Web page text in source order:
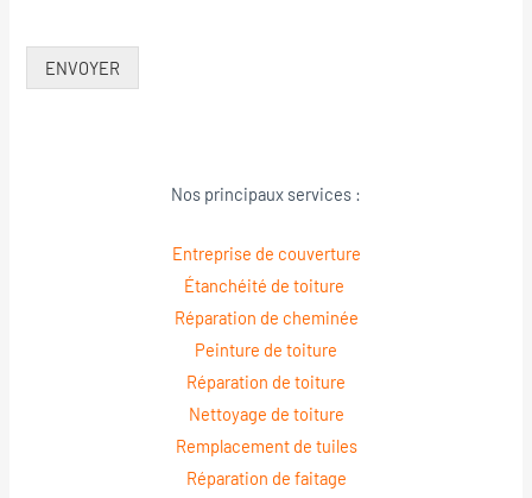
ENVOYER
Nos principaux services :
Entreprise de couverture
Étanchéité de toiture
Réparation de cheminée
Peinture de toiture
Réparation de toiture
Nettoyage de toiture
Remplacement de tuiles
Réparation de faitage